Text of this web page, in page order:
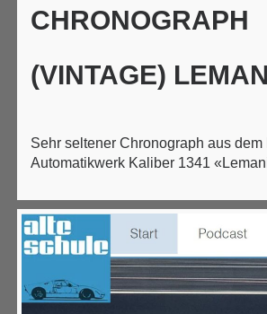
CHRONOGRAPH
(VINTAGE)
Sehr seltener Chronograph aus dem
Automatikwerk Kaliber 1341